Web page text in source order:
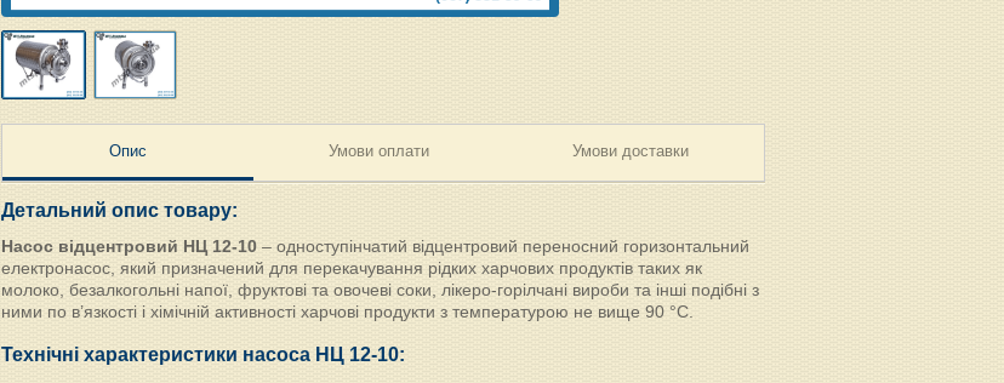
Опис Умови оплати Умови доставки
Детальний опис товару:
Насос відцентровий НЦ 12-10 – одноступінчатий відцентровий переносний горизонтальний
електронасос, який призначений для перекачування рідких харчових продуктів таких як
молоко, безалкогольні напої, фруктові та овочеві соки, лікеро-горілчані вироби та інші подібні з
ними по в’язкості і хімічній активності харчові продукти з температурою не вище 90 °С.
Технічні характеристики насоса НЦ 12-10: